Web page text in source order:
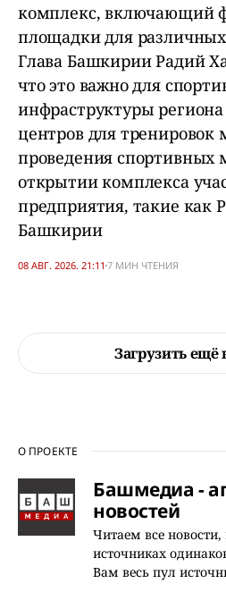
комплекс, включающий
площадки для различных
Глава Башкирии Радий
что это важно для
инфраструктуры
центров для
проведения спортивных
открытии комплекса
предприятия, такие как
Башкирии
08 АВГ. 2026. 21:11 7 МИН ЧТЕНИЯ
Загрузить
О ПРОЕКТЕ
Башмедиа -
новостей
Читаем все
источниках
Вам весь пул